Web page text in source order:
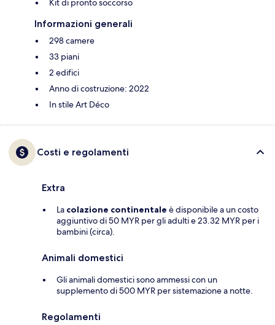
Kit di pronto soccorso
Informazioni generali
298 camere
33 piani
2 edifici
Anno di costruzione: 2022
In stile Art Déco
Costi e regolamenti
Extra
La colazione continentale è disponibile a un costo
aggiuntivo di 50 MYR per gli adulti e 23.32 MYR per i
bambini (circa).
Animali domestici
Gli animali domestici sono ammessi con un
supplemento di 500 MYR per sistemazione a notte.
Regolamenti